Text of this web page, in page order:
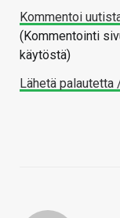
Kommentoi
(Kommentointi
käytöstä)
Lähetä